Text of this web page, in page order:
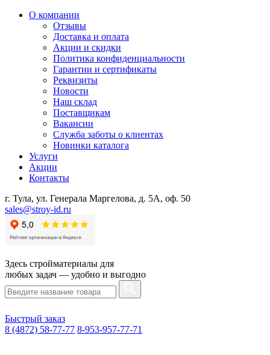
О компании
Отзывы
Доставка и оплата
Акции и скидки
Политика конфиденциальности
Гарантии и сертификаты
Реквизиты
Новости
Наш склад
Поставщикам
Вакансии
Служба заботы о клиентах
Новинки каталога
Услуги
Акции
Контакты
г. Тула, ул. Генерала Маргелова, д. 5А, оф. 50
sales@stroy-id.ru
Здесь стройматериалы для
любых задач — удобно и выгодно
Быстрый заказ
8 (4872) 58-77-77 8-953-957-77-71